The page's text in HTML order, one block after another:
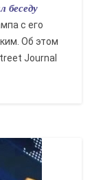
с его
Об этом
Journal